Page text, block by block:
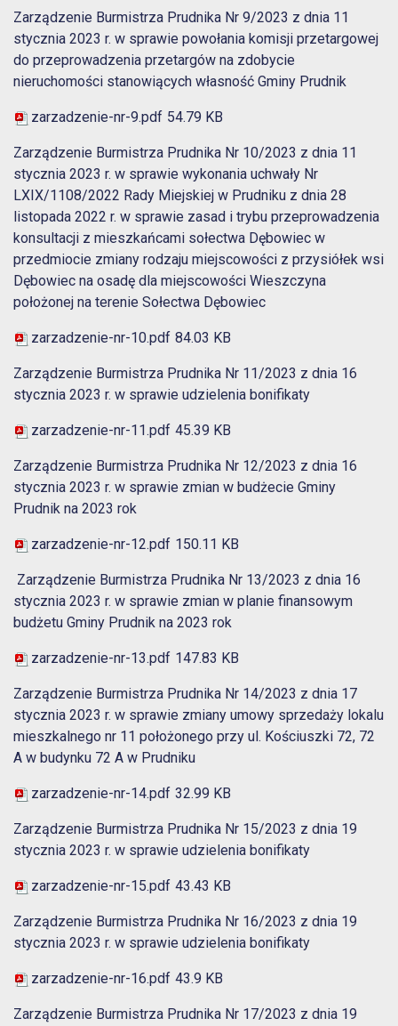
Zarządzenie Burmistrza Prudnika Nr 9/2023 z dnia 11
stycznia 2023 r. w sprawie powołania komisji przetargowej
do przeprowadzenia przetargów na zdobycie
nieruchomości stanowiących własność Gminy Prudnik
zarzadzenie-nr-9.pdf 54.79 KB
Zarządzenie Burmistrza Prudnika Nr 10/2023 z dnia 11
stycznia 2023 r. w sprawie wykonania uchwały Nr
LXIX/1108/2022 Rady Miejskiej w Prudniku z dnia 28
listopada 2022 r. w sprawie zasad i trybu przeprowadzenia
konsultacji z mieszkańcami sołectwa Dębowiec w
przedmiocie zmiany rodzaju miejscowości z przysiółek wsi
Dębowiec na osadę dla miejscowości Wieszczyna
położonej na terenie Sołectwa Dębowiec
zarzadzenie-nr-10.pdf 84.03 KB
Zarządzenie Burmistrza Prudnika Nr 11/2023 z dnia 16
stycznia 2023 r. w sprawie udzielenia bonifikaty
zarzadzenie-nr-11.pdf 45.39 KB
Zarządzenie Burmistrza Prudnika Nr 12/2023 z dnia 16
stycznia 2023 r. w sprawie zmian w budżecie Gminy
Prudnik na 2023 rok
zarzadzenie-nr-12.pdf 150.11 KB
Zarządzenie Burmistrza Prudnika Nr 13/2023 z dnia 16
stycznia 2023 r. w sprawie zmian w planie finansowym
budżetu Gminy Prudnik na 2023 rok
zarzadzenie-nr-13.pdf 147.83 KB
Zarządzenie Burmistrza Prudnika Nr 14/2023 z dnia 17
stycznia 2023 r. w sprawie zmiany umowy sprzedaży lokalu
mieszkalnego nr 11 położonego przy ul. Kościuszki 72, 72
A w budynku 72 A w Prudniku
zarzadzenie-nr-14.pdf 32.99 KB
Zarządzenie Burmistrza Prudnika Nr 15/2023 z dnia 19
stycznia 2023 r. w sprawie udzielenia bonifikaty
zarzadzenie-nr-15.pdf 43.43 KB
Zarządzenie Burmistrza Prudnika Nr 16/2023 z dnia 19
stycznia 2023 r. w sprawie udzielenia bonifikaty
zarzadzenie-nr-16.pdf 43.9 KB
Zarządzenie Burmistrza Prudnika Nr 17/2023 z dnia 19